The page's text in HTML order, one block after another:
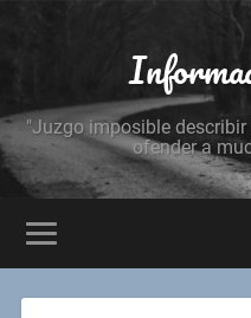
"Juzgo imposible
ofender a